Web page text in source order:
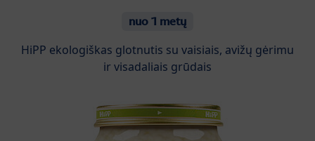
nuo 1 metų
HiPP ekologiškas glotnutis su vaisiais, avižų gėrimu
ir visadaliais grūdais